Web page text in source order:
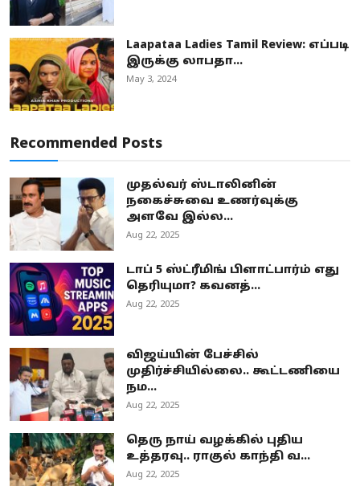
Laapataa Ladies Tamil Review: எப்படி
இருக்கு லாபதா...
May 3, 2024
Recommended Posts
முதல்வர் ஸ்டாலினின்
நகைச்சுவை உணர்வுக்கு
அளவே இல்ல...
Aug 22, 2025
டாப் 5 ஸ்ட்ரீமிங் பிளாட்பார்ம் எது
தெரியுமா? கவனத்...
Aug 22, 2025
விஜய்யின் பேச்சில்
முதிர்ச்சியில்லை.. கூட்டணியை
நம...
Aug 22, 2025
தெரு நாய் வழக்கில் புதிய
உத்தரவு.. ராகுல் காந்தி வ...
Aug 22, 2025